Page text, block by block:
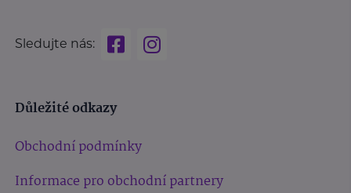
Sledujte nás:
Důležité odkazy
Obchodní podmínky
Informace pro obchodní partnery